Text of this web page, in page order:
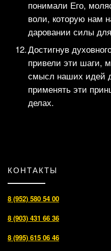
понимали Его,
воли, которую нам
даровании силы
Достигнув
привели эти шаги,
смысл наших идей
применять эти
делах.
КОНТАКТЫ
8 (952) 580 54 00
8 (903) 431 66 36
8 (995) 615 06 46